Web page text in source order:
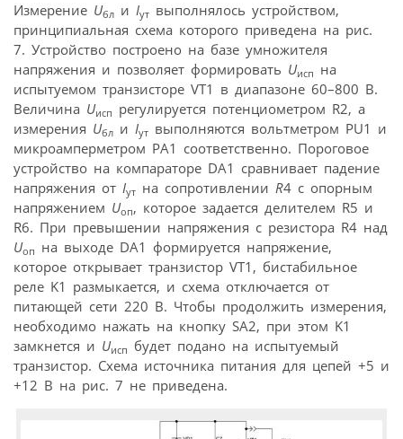
Измерение Uбл и Iут выполнялось устройством,
принципиальная схема которого приведена на рис.
7. Устройство построено на базе умножителя
напряжения и позволяет формировать Uисп на
испытуемом транзисторе VT1 в диапазоне 60–800 В.
Величина Uисп регулируется потенциометром R2, а
измерения Uбл и Iут выполняются вольтметром PU1 и
микроамперметром PA1 соответственно. Пороговое
устройство на компараторе DA1 сравнивает падение
напряжения от Iут на сопротивлении R4 с опорным
напряжением Uоп, которое задается делителем R5 и
R6. При превышении напряжения с резистора R4 над
Uоп на выходе DA1 формируется напряжение,
которое открывает транзистор VT1, бистабильное
реле K1 размыкается, и схема отключается от
питающей сети 220 В. Чтобы продолжить измерения,
необходимо нажать на кнопку SA2, при этом K1
замкнется и Uисп будет подано на испытуемый
транзистор. Схема источника питания для цепей +5 и
+12 В на рис. 7 не приведена.